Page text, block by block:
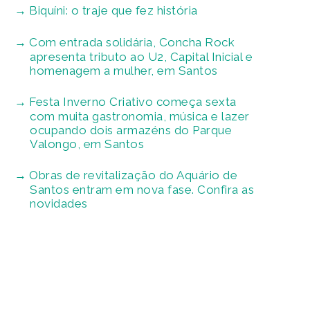
Biquíni: o traje que fez história
Com entrada solidária, Concha Rock
apresenta tributo ao U2, Capital Inicial e
homenagem a mulher, em Santos
Festa Inverno Criativo começa sexta
com muita gastronomia, música e lazer
ocupando dois armazéns do Parque
Valongo, em Santos
Obras de revitalização do Aquário de
Santos entram em nova fase. Confira as
novidades